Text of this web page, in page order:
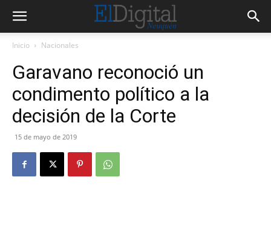
Inicio Nacionales
Garavano reconoció un
condimento político a la
decisión de la Corte
15 de mayo de 2019